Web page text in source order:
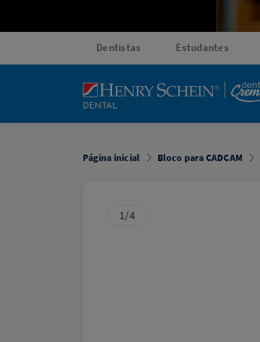
Dentistas Estudantes
Página inicial Bloco para CADCAM
1/4